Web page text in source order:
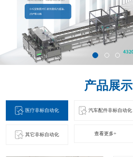
产品展示
医疗非标自动化 汽车配件非标自动化
其它非标自动化 查看更多+